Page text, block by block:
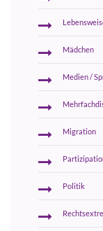
Mädchen
Medien /
Migration
Politik